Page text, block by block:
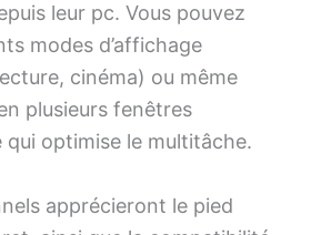
leur pc. Vous pouvez
modes d’affichage
cinéma) ou même
plusieurs fenêtres
qui optimise le multitâche.
apprécieront le pied